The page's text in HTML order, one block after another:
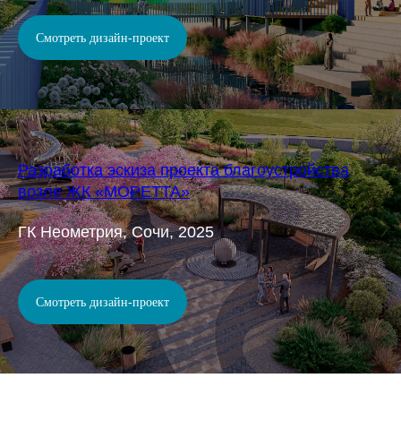
Смотреть дизайн-проект
Разработка эскиза проекта благоустройства
возле ЖК «МОРЕТТА»
ГК Неометрия, Сочи, 2025
Смотреть дизайн-проект